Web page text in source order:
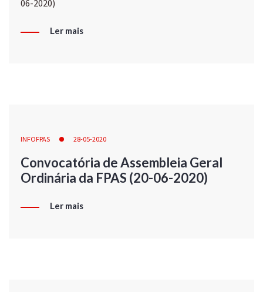
06-2020)
Ler mais
INFOFPAS 28-05-2020
Convocatória de Assembleia Geral
Ordinária da FPAS (20-06-2020)
Ler mais